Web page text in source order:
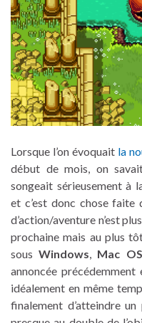
Lorsque l’on évoquait la
début de mois, on
songeait sérieusement à
et c’est donc chose
d’action/aventure n’est
prochaine mais au plus
sousWindows Mac
annoncée
idéalement en même
finalement d’atteindre